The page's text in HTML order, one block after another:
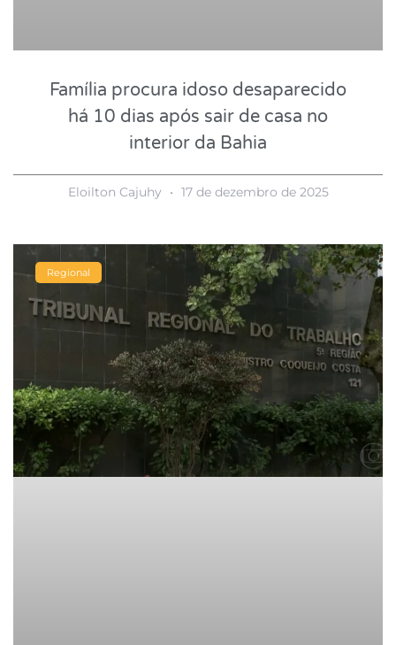
Família procura idoso desaparecido
há 10 dias após sair de casa no
interior da Bahia
Eloilton Cajuhy 17 de dezembro de 2025
Regional